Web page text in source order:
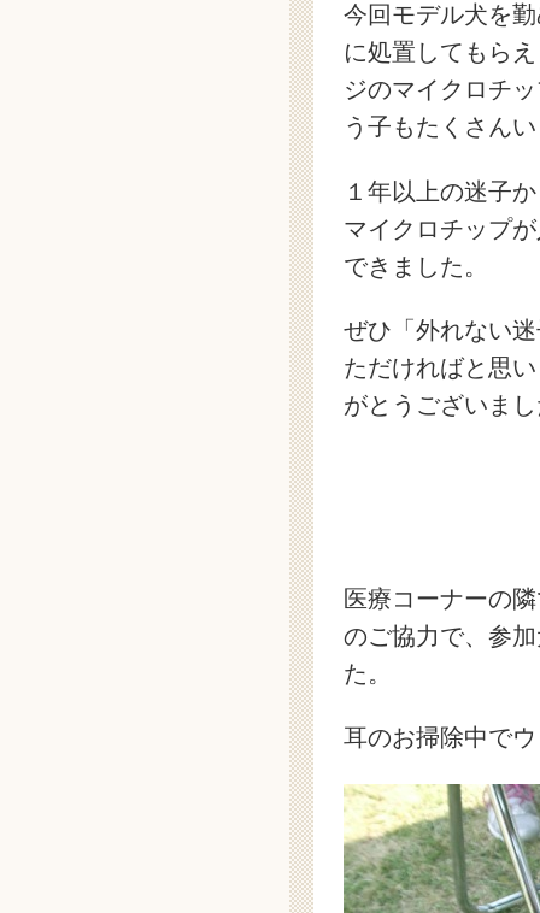
今回モデル犬を
に処置してもら
ジのマイクロチ
う子もたくさん
１年以上の迷子
マイクロチップ
できました。
ぜひ「外れない
ただければと思
がとうございま
医療コーナーの
のご協力で、参
た。
耳のお掃除中で